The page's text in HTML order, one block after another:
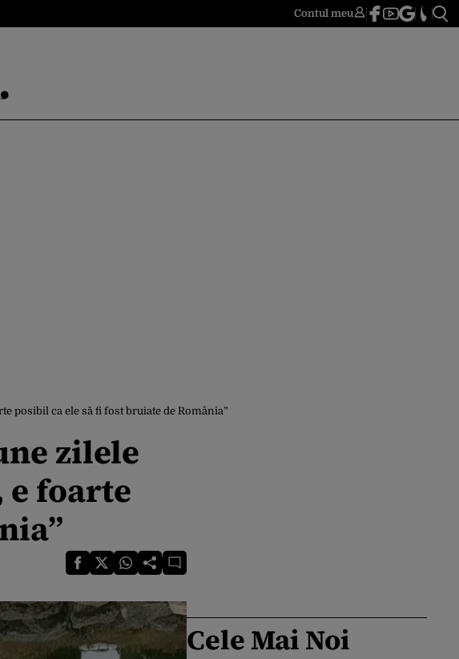
Contul meu
posibil ca ele să fi fost bruiate de România”
zilele
e foarte
Cele Mai Noi